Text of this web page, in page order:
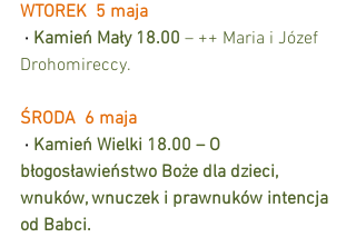
WTOREK  5 maja
· Kamień Mały 18.00 – ++ Maria i Józef
Drohomireccy.
ŚRODA  6 maja
· Kamień Wielki 18.00 – O
błogosławieństwo Boże dla dzieci,
wnuków, wnuczek i prawnuków intencja
od Babci.